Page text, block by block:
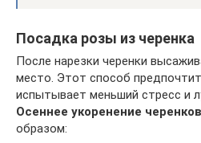
Посадка розы из черенка
После нарезки черенки
место. Этот способ
испытывает меньший стресс и
Осеннее укоренение
образом: